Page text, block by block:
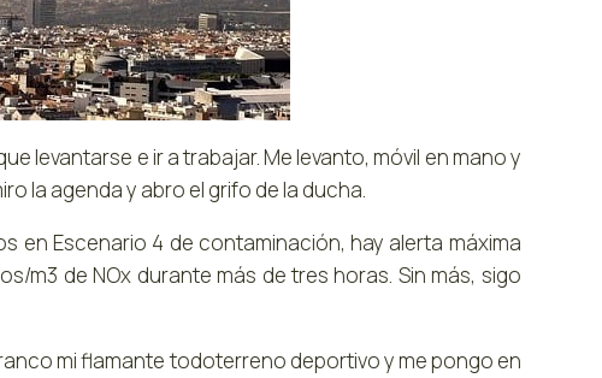
levantarse e ir a trabajar. Me levanto, móvil en mano y
la agenda y abro el grifo de la ducha.
en Escenario 4 de contaminación, hay alerta máxima
m3 de NOx durante más de tres horas. Sin más, sigo
mi flamante todoterreno deportivo y me pongo en